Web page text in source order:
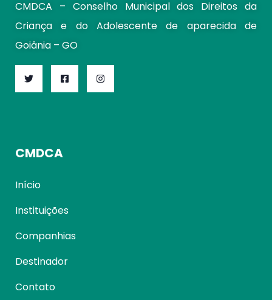
CMDCA – Conselho Municipal dos Direitos da
Criança e do Adolescente de aparecida de
Goiânia – GO
CMDCA
Início
Instituições
Companhias
Destinador
Contato